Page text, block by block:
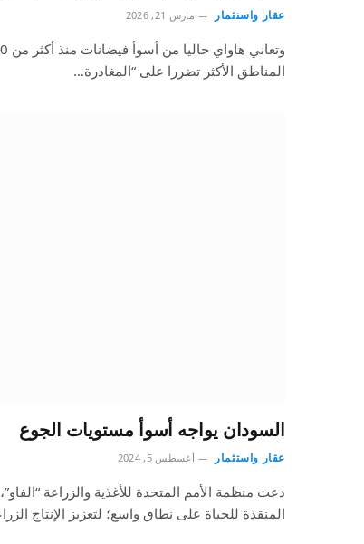
عقار واستثمار مارس 21, 2026
المناطق الأكثر تضررا على “المغادرة…
السودان يواجه أسوأ مستويات الجوع
عقار واستثمار أغسطس 5, 2024
دعت منظمة الأمم المتحدة للأغذية والزراعة
المنقذة للحياة على نطاق واسع؛ لتعزيز الإنتاج